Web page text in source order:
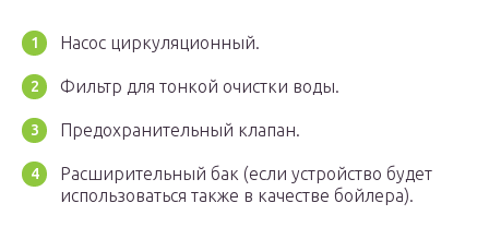
Насос циркуляционный.
Фильтр для тонкой очистки воды.
Предохранительный клапан.
Расширительный бак (если устройство будет
использоваться также в качестве бойлера).